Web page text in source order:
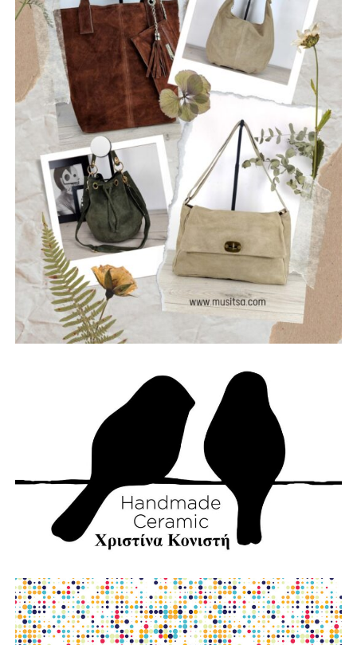
φιλοσοφία τους: να ραγίσουν τις βεβαιότητες, να σπάσουν
τη σιωπή και να αφήσουν το φως να περάσει μέσα από τις
ρωγμές της καθημερινότητας. Με ήχο που ισορροπεί
ανάμεσα στο εναλλακτικό ροκ, τον ελληνικό στίχο και την
ωμή ενέργεια της σκηνής, οι Ρωγμές δημιουργούν
μουσική που μιλά για την κοινωνία, τις εσωτερικές μάχες
και την ανάγκη για αλήθεια.
Μέλη του συγκροτήματος: Ανδρεόπουλος Αντώνης –
Φωνή & Κιθάρα, Σαράντης Δημήτρης – Κιθάρα, Νικολάου
Θωμάς – Μπάσο, Μηλιώνης Γρηγόρης – Τύμπανα.